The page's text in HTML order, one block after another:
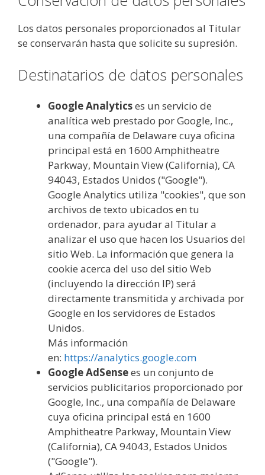
Los datos personales proporcionados al Titular
se conservarán hasta que solicite su supresión.
Destinatarios de datos personales
Google Analyticses un servicio de
analítica web prestado por Google, Inc.,
una compañía de Delaware cuya oficina
principal está en 1600 Amphitheatre
Parkway, Mountain View (California), CA
94043, Estados Unidos ("Google").
Google Analytics utiliza "cookies", que son
archivos de texto ubicados en tu
ordenador, para ayudar al Titular a
analizar el uso que hacen los Usuarios del
sitio Web. La información que genera la
cookie acerca del uso del sitio Web
(incluyendo la dirección IP) será
directamente transmitida y archivada por
Google en los servidores de Estados
Unidos.
Más información
en: https://analytics.google.com
Google AdSensees un conjunto de
servicios publicitarios proporcionado por
Google, Inc., una compañía de Delaware
cuya oficina principal está en 1600
Amphitheatre Parkway, Mountain View
(California), CA 94043, Estados Unidos
("Google").